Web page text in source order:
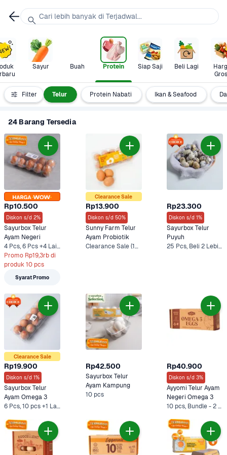
Sayur Buah Protein Siap Saji Beli Lagi
Filter
& Unggas Telur Protein Nabati Ikan & Seafood
24 Barang Tersedia
Rp10.500
Diskon s/d 2%
Sayurbox Telur
Ayam Negeri
4 Pcs, 6 Pcs +4 Lainnya
Promo Rp19,3rb di
produk 10 pcs
Syarat Promo
Clearance Sale
Rp13.900
Diskon s/d 50%
Sunny Farm Telur
Ayam Probiotik
Clearance Sale (10 Pcs), 10 pcs +1 Lainnya
Rp23.300
Diskon s/d 1%
Sayurbox Telur
Puyuh
25 Pcs, Beli 2 Lebih Murah (25 Pcs)
Clearance Sale
Rp19.900
Diskon s/d 1%
Sayurbox Telur
Ayam Omega 3
6 Pcs, 10 pcs +1 Lainnya
Rp42.500
Sayurbox Telur
Ayam Kampung
10 pcs
Rp40.900
Diskon s/d 3%
Ayyomi Telur Ayam
Negeri Omega 3
10 pcs, Bundle - 2 x 10 pcs*
Cari lebih banyak di Terjadwal...